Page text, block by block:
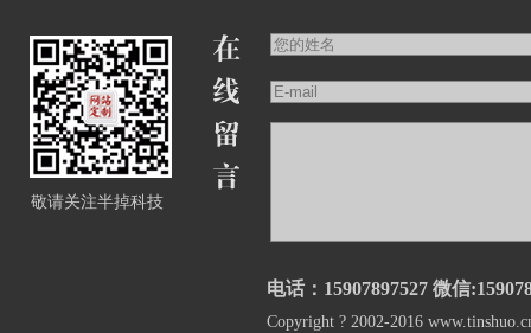
敬请关注半掉科技
电话：15907897527 微信
Copyright ? 2002-2016